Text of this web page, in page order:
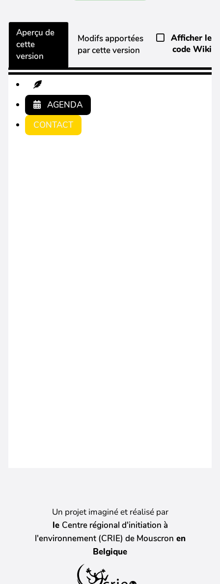
Aperçu de
cette
version
Modifs apportées
par cette version
Afficher le
code Wiki
Un projet imaginé et réalisé par
le Centre régional d'initiation à
l'environnement (CRIE) de Mouscron en
Belgique